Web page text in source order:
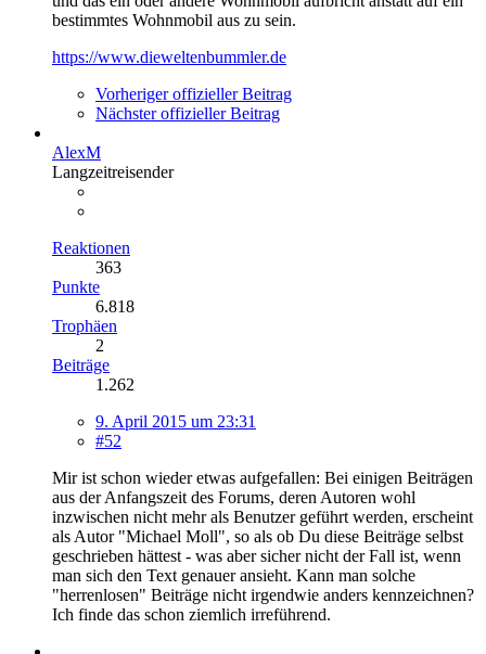
bestimmtes Wohnmobil aus zu sein.
https://www.dieweltenbummler.de
Vorheriger offizieller Beitrag
Nächster offizieller Beitrag
AlexM
Langzeitreisender
Reaktionen
363
Punkte
6.818
Trophäen
2
Beiträge
1.262
9. April 2015 um 23:31
#52
Mir ist schon wieder etwas aufgefallen: Bei einigen Beiträgen
aus der Anfangszeit des Forums, deren Autoren wohl
inzwischen nicht mehr als Benutzer geführt werden, erscheint
als Autor "Michael Moll", so als ob Du diese Beiträge selbst
geschrieben hättest - was aber sicher nicht der Fall ist, wenn
man sich den Text genauer ansieht. Kann man solche
"herrenlosen" Beiträge nicht irgendwie anders kennzeichnen?
Ich finde das schon ziemlich irreführend.